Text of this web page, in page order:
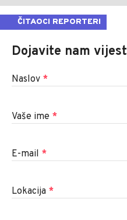
ČITAOCI REPORTERI
Dojavite nam vijest
Naslov *
Vaše ime *
E-mail *
Lokacija *